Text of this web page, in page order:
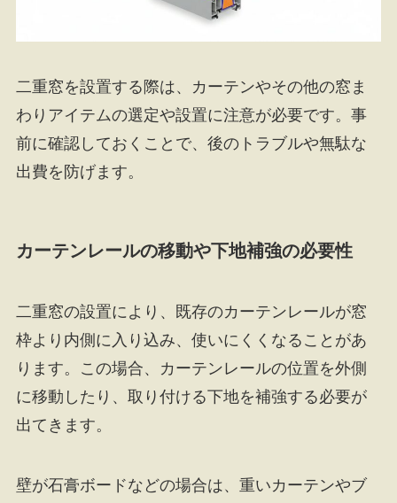
二重窓を設置する際は、カーテンやその他の窓ま
わりアイテムの選定や設置に注意が必要です。事
前に確認しておくことで、後のトラブルや無駄な
出費を防げます。
カーテンレールの移動や下地補強の必要性
二重窓の設置により、既存のカーテンレールが窓
枠より内側に入り込み、使いにくくなることがあ
ります。この場合、カーテンレールの位置を外側
に移動したり、取り付ける下地を補強する必要が
出てきます。
壁が石膏ボードなどの場合は、重いカーテンやブ